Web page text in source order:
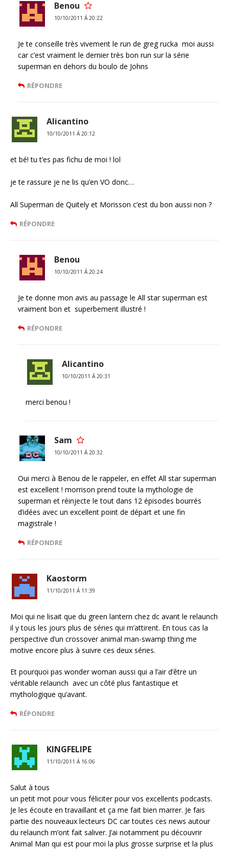
Benou
10/10/2011 Á 20:22
Je te conseille très vivement le run de greg rucka moi aussi
car c’est vraiment le dernier très bon run sur la série
superman en dehors du boulo de Johns
RÉPONDRE
Alicantino
10/10/2011 Á 20:12
et bé! tu t’es pas fichu de moi ! lol
je te rassure je ne lis qu’en VO donc…
All Superman de Quitely et Morisson c’est du bon aussi non ?
RÉPONDRE
Benou
10/10/2011 Á 20:24
Je te donne mon avis au passage le All star superman est
vraiment bon et superbement illustré !
RÉPONDRE
Alicantino
10/10/2011 Á 20:31
merci benou !
Sam
10/10/2011 Á 20:32
Oui merci à Benou de le rappeler, en effet All star superman
est excellent ! morrison prend toute la mythologie de
superman et réinjecte le tout dans 12 épisodes bourrés
d’idées avec un excellent point de départ et une fin
magistrale !
RÉPONDRE
Kaostorm
11/10/2011 Á 11:39
Moi qui ne lisait que du green lantern chez dc avant le relaunch
il y tous les jours plus de séries qui m’attirent. En tous cas la
perspective d’un crossover animal man-swamp thing me
motive encore plus à suivre ces deux séries.
Et pourquoi pas wonder woman aussi qui a l’air d’être un
véritable relaunch avec un côté plus fantastique et
mythologique qu’avant.
RÉPONDRE
KINGFELIPE
11/10/2011 Á 16:06
Salut à tous
un petit mot pour vous féliciter pour vos excellents podcasts.
Je les écoute en travaillant et ça me fait bien marrer. Je fais
partie des nouveaux lecteurs DC car toutes ces news autour
du relaunch m’ont fait saliver. J’ai notamment pu découvrir
Animal Man qui est pour moi la plus grosse surprise et la plus